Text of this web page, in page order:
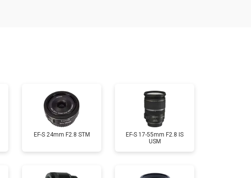
от 2600 ₽ Заказать
EF-S 24mm F2.8 STM
EF-S 17-55mm F2.8 IS
USM